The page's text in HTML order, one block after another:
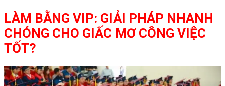
LÀM BẰNG VIP: GIẢI PHÁP NHANH
CHÓNG CHO GIẤC MƠ CÔNG VIỆC
TỐT?